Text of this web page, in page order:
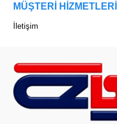
MÜŞTERİ HİZMETLERİ
İletişim